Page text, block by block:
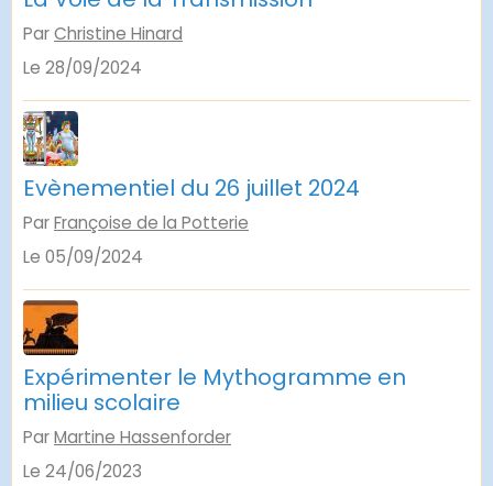
ParChristine Hinard
Le 28/09/2024
Evènementiel du 26 juillet 2024
ParFrançoise de la Potterie
Le 05/09/2024
Expérimenter le Mythogramme en
milieu scolaire
ParMartine Hassenforder
Le 24/06/2023